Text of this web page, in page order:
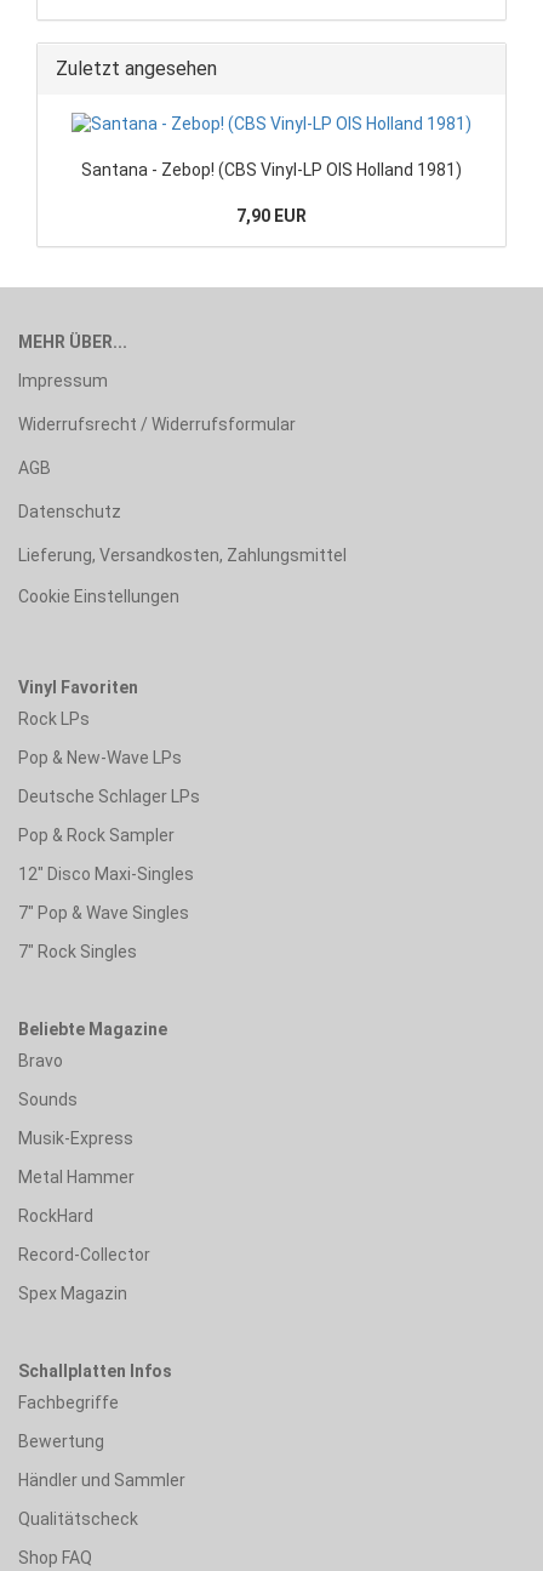
Zuletzt angesehen
Santana - Zebop! (CBS Vinyl-LP OIS Holland 1981)
7,90 EUR
MEHR ÜBER...
Impressum
Widerrufsrecht / Widerrufsformular
AGB
Datenschutz
Lieferung, Versandkosten, Zahlungsmittel
Cookie Einstellungen
Vinyl Favoriten
Rock LPs
Pop & New-Wave LPs
Deutsche Schlager LPs
Pop & Rock Sampler
12" Disco Maxi-Singles
7" Pop & Wave Singles
7" Rock Singles
Beliebte Magazine
Bravo
Sounds
Musik-Express
Metal Hammer
RockHard
Record-Collector
Spex Magazin
Schallplatten Infos
Fachbegriffe
Bewertung
Händler und Sammler
Qualitätscheck
Shop FAQ